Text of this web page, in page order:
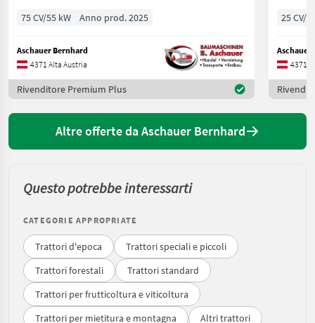
75 CV/55 kW Anno prod. 2025
Aschauer Bernhard
4371 Alta Austria
Rivenditore Premium Plus
25 CV/
Aschauer
4371
Altre offerte da Aschauer Bernhard
Questo potrebbe interessarti
CATEGORIE APPROPRIATE
Trattori d'epoca
Trattori speciali e piccoli
Trattori forestali
Trattori standard
Trattori per frutticoltura e viticoltura
Trattori per mietitura e montagna
Altri trattori